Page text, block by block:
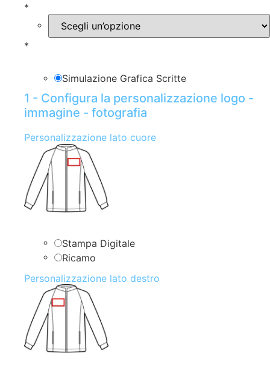
*
*
Simulazione Grafica Scritte
1 - Configura la personalizzazione logo -
immagine - fotografia
Personalizzazione lato cuore
Stampa Digitale
Ricamo
Personalizzazione lato destro